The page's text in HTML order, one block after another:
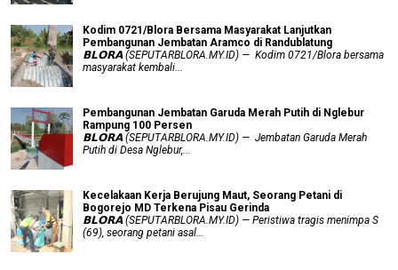
Kodim 0721/Blora Bersama Masyarakat Lanjutkan
Pembangunan Jembatan Aramco di Randublatung
𝗕𝗟𝗢𝗥𝗔 (SEPUTARBLORA.MY.ID) — Kodim 0721/Blora bersama
masyarakat kembali...
Pembangunan Jembatan Garuda Merah Putih di Nglebur
Rampung 100 Persen
𝗕𝗟𝗢𝗥𝗔 (SEPUTARBLORA.MY.ID) — Jembatan Garuda Merah
Putih di Desa Nglebur,...
Kecelakaan Kerja Berujung Maut, Seorang Petani di
Bogorejo MD Terkena Pisau Gerinda
𝗕𝗟𝗢𝗥𝗔 (SEPUTARBLORA.MY.ID) — Peristiwa tragis menimpa S
(69), seorang petani asal...